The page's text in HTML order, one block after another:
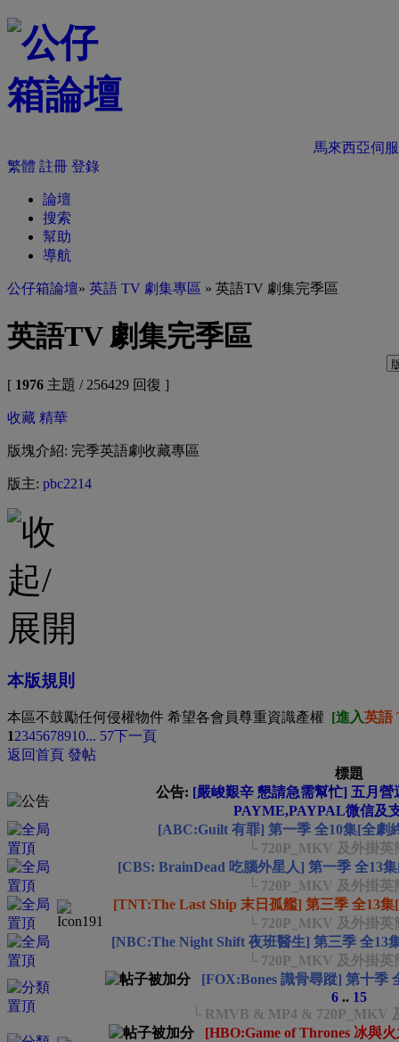
馬來西亞伺
繁體 註冊 登錄
論壇
搜索
幫助
導航
公仔箱論壇» 英語 TV 劇集專區 » 英語TV 劇集完季區
英語TV 劇集完季區
[ 1976 主題 / 256429 回復 ]
收藏 精華
版塊介紹: 完季英語劇收藏專區
版主: pbc2214
本版規則
本區不鼓勵任何侵權物件 希望各會員尊重資識產權 [進入英語
12345678910... 57下一頁
返回首頁 發帖
標題
公告: [嚴峻艱辛 懇請急需幫忙] 五月
PAYME,PAYPAL微信及
[ABC:Guilt 有罪] 第一季 全10集[全劇
└ 720P_MKV 及外掛英
[CBS: BrainDead 吃腦外星人] 第一季 全13
└ 720P_MKV 及外掛英
[TNT:The Last Ship 末日孤艦] 第三季 全13集
└ 720P_MKV 及外掛英
[NBC:The Night Shift 夜班醫生] 第三季 全13
└ 720P_MKV 及外掛英
[FOX:Bones 識骨尋蹤] 第十季
6.. 15
└ RMVB & MP4 & 720P_MKV
[HBO:Game of Thrones 冰與